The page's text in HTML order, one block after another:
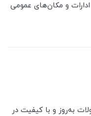
ادارات و مکان‌های عمومی
به‌روز و با کیفیت در